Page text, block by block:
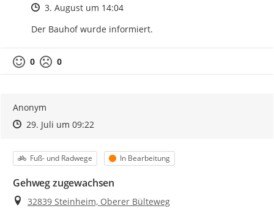
Zeitpunkt des Erstellens
3. August um 14:04
Der Bauhof wurde informiert.
0 0
Anonym
Zeitpunkt des Erstellens
Zeitpunkt des Erstellens
29. Juli um 09:22Zur Äußerung
Kategorie
Fuß- und Radwege Status
In Bearbeitung
Gehweg zugewachsen
Ort
32839 Steinheim, Oberer Bülteweg